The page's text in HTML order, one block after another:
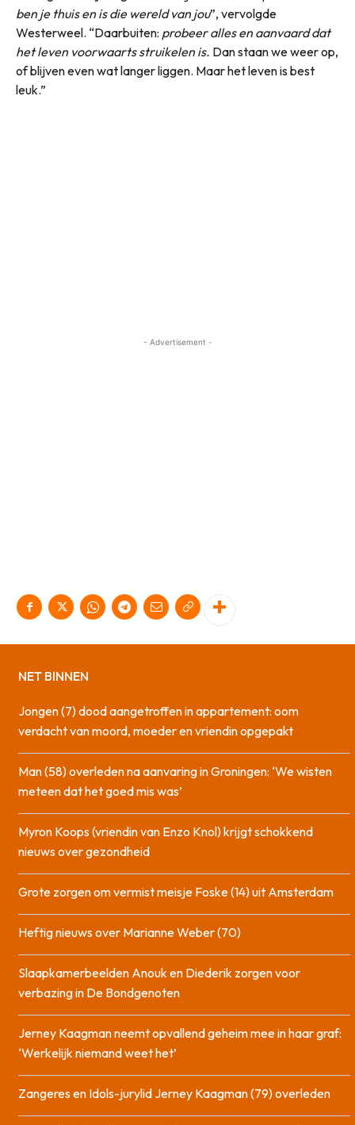
ben je thuis en is die wereld van jou”, vervolgde
Westerweel. “Daarbuiten: probeer alles en aanvaard dat
het leven voorwaarts struikelen is. Dan staan we weer op,
of blijven even wat langer liggen. Maar het leven is best
leuk.”
- Advertisement -
NET BINNEN
Jongen (7) dood aangetroffen in appartement: oom
verdacht van moord, moeder en vriendin opgepakt
Man (58) overleden na aanvaring in Groningen: ‘We wisten
meteen dat het goed mis was’
Myron Koops (vriendin van Enzo Knol) krijgt schokkend
nieuws over gezondheid
Grote zorgen om vermist meisje Foske (14) uit Amsterdam
Heftig nieuws over Marianne Weber (70)
Slaapkamerbeelden Anouk en Diederik zorgen voor
verbazing in De Bondgenoten
Jerney Kaagman neemt opvallend geheim mee in haar graf:
‘Werkelijk niemand weet het’
Zangeres en Idols-jurylid Jerney Kaagman (79) overleden